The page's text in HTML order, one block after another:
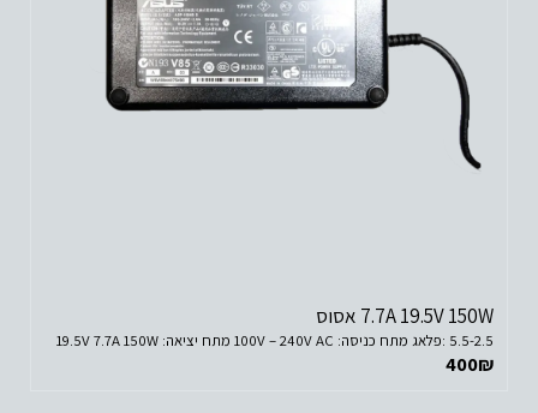
7.7A 19.5V 150W אסוס
5.5-2.5 :פלאג מתח כניסה: 100V – 240V AC מתח יציאה: 19.5V 7.7A 150W
400₪